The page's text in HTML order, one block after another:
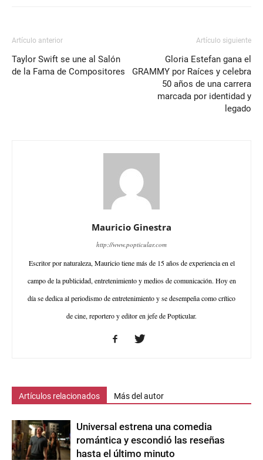
Artículo anterior
Taylor Swift se une al Salón
de la Fama de Compositores
Artículo siguiente
Gloria Estefan gana el
GRAMMY por Raíces y celebra
50 años de una carrera
marcada por identidad y
legado
Mauricio Ginestra
http://www.popticular.com
Escritor por naturaleza, Mauricio tiene más de 15 años de experiencia en el
campo de la publicidad, entretenimiento y medios de comunicación. Hoy en
día se dedica al periodismo de entretenimiento y se desempeña como crítico
de cine, reportero y editor en jefe de Popticular.
Artículos relacionados Más del autor
Universal estrena una comedia
romántica y escondió las reseñas
hasta el último minuto